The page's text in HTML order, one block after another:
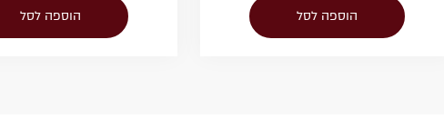
הוספה לסל הוספה לסל